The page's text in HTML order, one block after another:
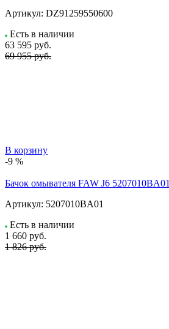
Артикул: DZ91259550600
Есть в наличии
63 595 руб.
69 955 руб.
В корзину
-9 %
Бачок омывателя FAW J6 5207010BA01
Артикул: 5207010BA01
Есть в наличии
1 660 руб.
1 826 руб.